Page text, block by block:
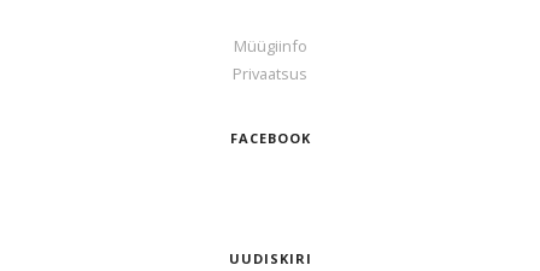
Müügiinfo
Privaatsus
FACEBOOK
UUDISKIRI